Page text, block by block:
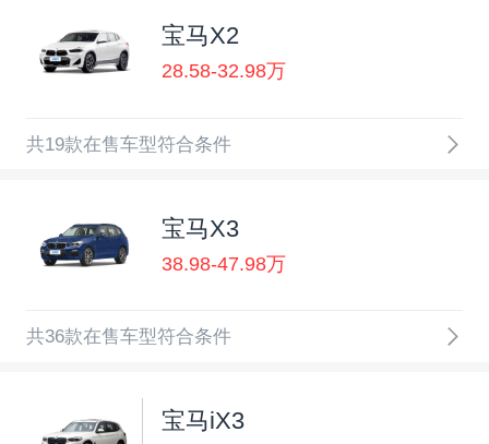
宝马X2
28.58-32.98万
共19款在售车型符合条件
宝马X3
38.98-47.98万
共36款在售车型符合条件
宝马iX3